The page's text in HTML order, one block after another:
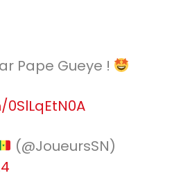
Pape Gueye !
(@JoueursSN)